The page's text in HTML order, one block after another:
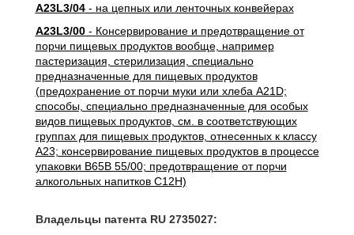
A23L3/04- на цепных или ленточных конвейерах
A23L3/00- Консервирование и предотвращение от
порчи пищевых продуктов вообще, например
пастеризация, стерилизация, специально
предназначенные для пищевых продуктов
(предохранение от порчи муки или хлеба A21D;
способы, специально предназначенные для особых
видов пищевых продуктов, см. в соответствующих
группах для пищевых продуктов, отнесенных к классу
A23; консервирование пищевых продуктов в процессе
упаковки B65B 55/00; предотвращение от порчи
алкогольных напитков C12H)
Владельцы патента RU 2735027: